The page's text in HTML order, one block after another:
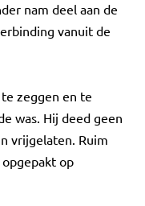
nam deel aan de
vanuit de
zeggen en te
was. Hij deed geen
vrijgelaten. Ruim
op